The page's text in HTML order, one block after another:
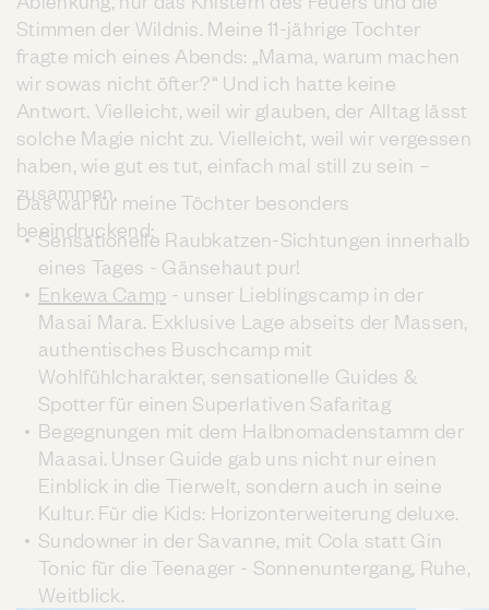
Stimmen der Wildnis. Meine 11-jährige Tochter
fragte mich eines Abends: „Mama, warum machen
wir sowas nicht öfter?“ Und ich hatte keine
Antwort. Vielleicht, weil wir glauben, der Alltag lässt
solche Magie nicht zu. Vielleicht, weil wir vergessen
haben, wie gut es tut, einfach mal still zu sein –
zusammen.
Das war für meine Töchter besonders
beeindruckend:
Sensationelle Raubkatzen-Sichtungen innerhalb
eines Tages - Gänsehaut pur!
Enkewa Camp - unser Lieblingscamp in der
Masai Mara. Exklusive Lage abseits der Massen,
authentisches Buschcamp mit
Wohlfühlcharakter, sensationelle Guides &
Spotter für einen Superlativen Safaritag
Begegnungen mit dem Halbnomadenstamm der
Maasai. Unser Guide gab uns nicht nur einen
Einblick in die Tierwelt, sondern auch in seine
Kultur. Für die Kids: Horizonterweiterung deluxe.
Sundowner in der Savanne, mit Cola statt Gin
Tonic für die Teenager - Sonnenuntergang, Ruhe,
Weitblick.